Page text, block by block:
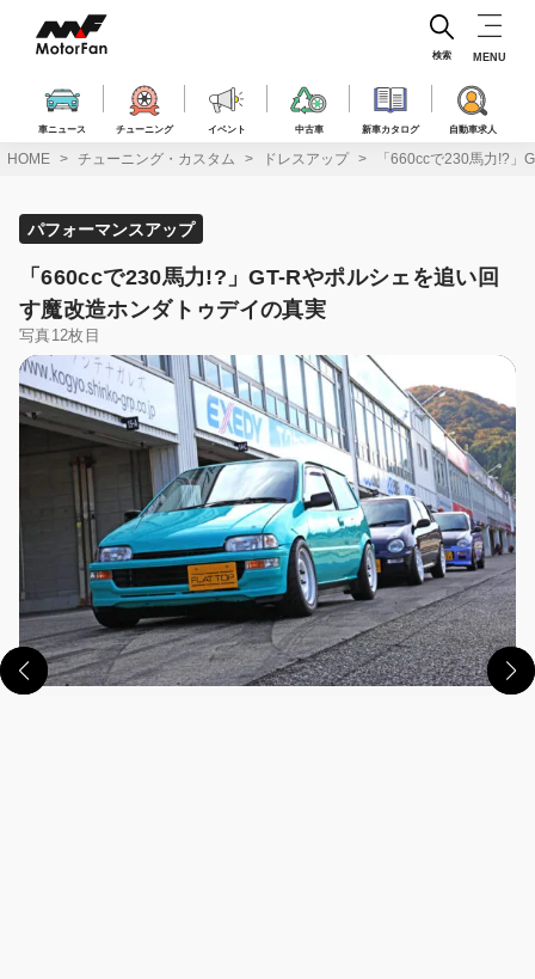
ス
車ニュース チューニング イベント 中古車 新車カタログ 自動車求人
検索 MENU
HOME チューニング・カスタム ドレスアップ 「660ccで230馬力!?」
パフォーマンスアップ
「660ccで230馬力!?」GT-Rやポルシェを追い回
す魔改造ホンダトゥデイの真実
写真12枚目